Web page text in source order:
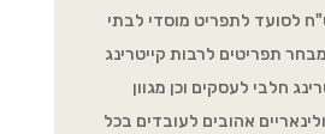
עסק, ו - 35 ש"ח לסועד לתפריט מוסדי לבתי
תפריטים לרבות קייטרינג
חלבי לעסקים וכן מגוון
אהובים לעובדים בכל